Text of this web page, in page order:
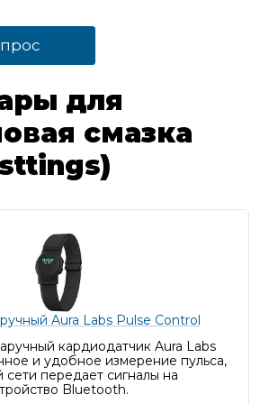
для
смазка
Aura Labs Pulse Control
кардиодатчик Aura Labs
и удобное измерение пульса,
передает сигналы на
Bluetooth.